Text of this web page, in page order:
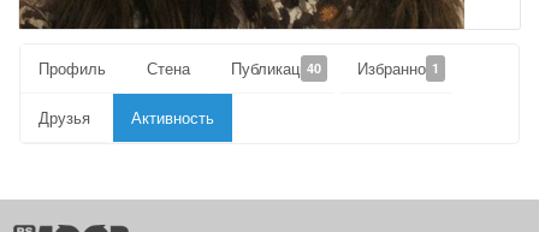
Профиль Стена Публикации40 Избранное1
Друзья Активность